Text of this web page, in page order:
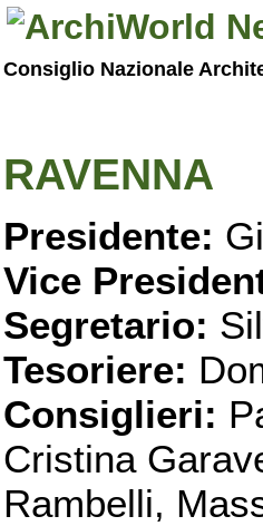
Consiglio Nazionale
RAVENNA
Presidente:
Vice
Segretario:
Tesoriere:
Consiglieri:
Cristina
Rambelli,